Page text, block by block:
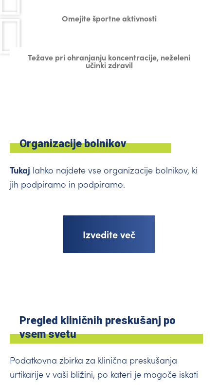
Omejite športne aktivnosti
Težave pri ohranjanju koncentracije, neželeni
učinki zdravil
Organizacije bolnikov
Tukaj lahko najdete vse organizacije bolnikov, ki
jih podpiramo in podpiramo.
Izvedite več
Pregled kliničnih preskušanj po
vsem svetu
Podatkovna zbirka za klinična preskušanja
urtikarije v vaši bližini, po kateri je mogoče iskati